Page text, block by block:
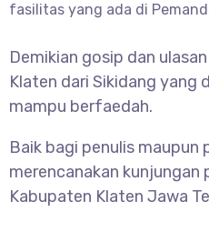
fasilitas yang ada di
Demikian gosip dan
Klaten dari Sikidang yang
mampu berfaedah.
Baik bagi penulis maupun
merencanakan kunjungan
Kabupaten Klaten Jawa